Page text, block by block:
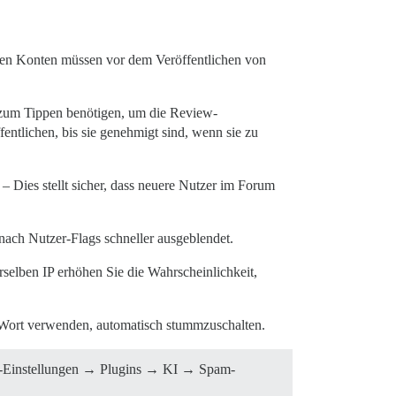
Konten müssen vor dem Veröffentlichen von
Tippen benötigen, um die Review-
bis sie genehmigt sind, wenn sie zu
– Dies stellt sicher, dass neuere Nutzer im Forum
Nutzer-Flags schneller ausgeblendet.
IP erhöhen Sie die Wahrscheinlichkeit,
verwenden, automatisch stummzuschalten.
Einstellungen → Plugins → KI → Spam-